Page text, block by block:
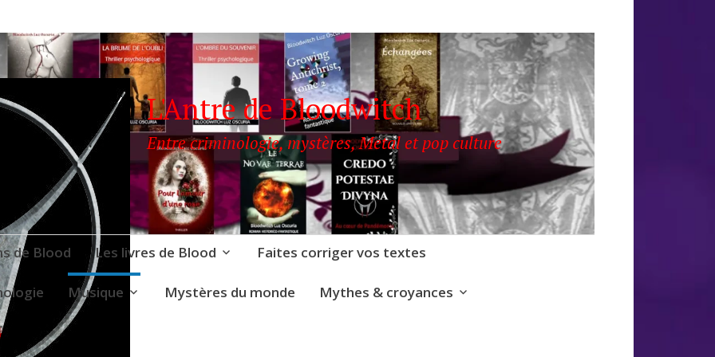
L'Antre de Bloodwitch
Entre criminologie, mystères, Metal et pop culture
de Blood Les livres de Blood Faites corriger vos textes
Musique Mystères du monde Mythes & croyances